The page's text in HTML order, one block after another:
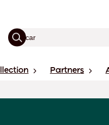
Partners